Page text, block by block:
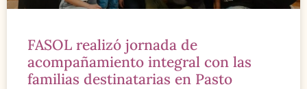
FASOL realizó jornada de
acompañamiento integral con las
familias destinatarias en Pasto